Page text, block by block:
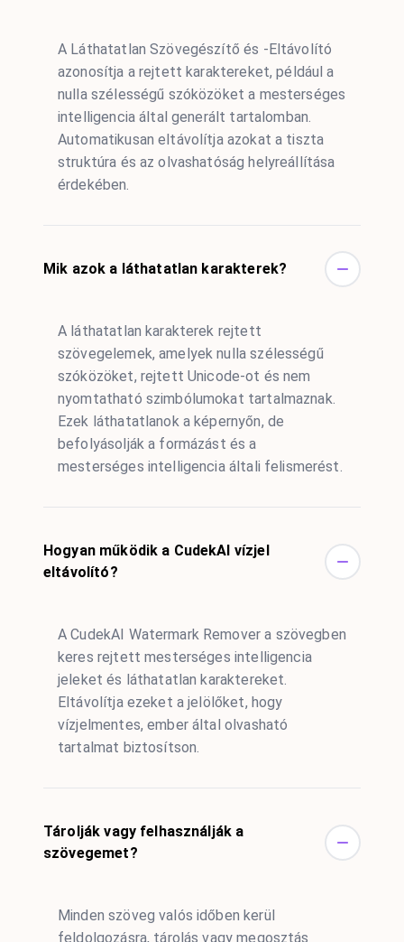
A Láthatatlan Szövegészítő és -Eltávolító
azonosítja a rejtett karaktereket, például a
nulla szélességű szóközöket a mesterséges
intelligencia által generált tartalomban.
Automatikusan eltávolítja azokat a tiszta
struktúra és az olvashatóság helyreállítása
érdekében.
Mik azok a láthatatlan karakterek?
A láthatatlan karakterek rejtett
szövegelemek, amelyek nulla szélességű
szóközöket, rejtett Unicode-ot és nem
nyomtatható szimbólumokat tartalmaznak.
Ezek láthatatlanok a képernyőn, de
befolyásolják a formázást és a
mesterséges intelligencia általi felismerést.
Hogyan működik a CudekAI vízjel
eltávolító?
A CudekAI Watermark Remover a szövegben
keres rejtett mesterséges intelligencia
jeleket és láthatatlan karaktereket.
Eltávolítja ezeket a jelölőket, hogy
vízjelmentes, ember által olvasható
tartalmat biztosítson.
Tárolják vagy felhasználják a
szövegemet?
Minden szöveg valós időben kerül
feldolgozásra, tárolás vagy megosztás